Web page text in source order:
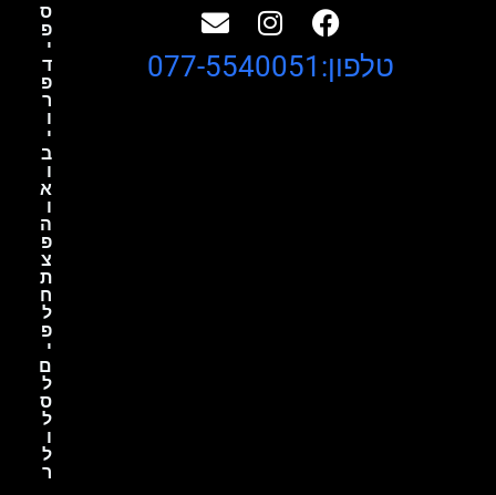
ס
פ
י
ד
פ
ר
ו
י
ב
ו
א
ו
ה
פ
צ
ת
ח
ל
פ
י
ם
ל
ס
ל
ו
ל
ר
טלפון:077-5540051